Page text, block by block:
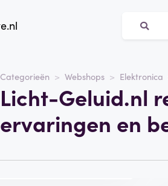
Categorieën Webshops Elektronica
Licht-Geluid.nl
ervaringen en
licht-geluid.nl
Categorie
Webshops
Schrijf een